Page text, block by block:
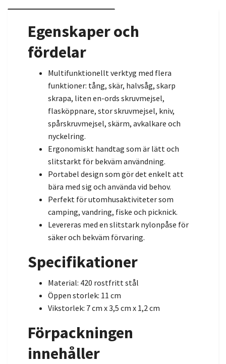
Egenskaper och
fördelar
Multifunktionellt verktyg med flera
funktioner: tång, skär, halvsåg, skarp
skrapa, liten en-ords skruvmejsel,
flasköppnare, stor skruvmejsel, kniv,
spårskruvmejsel, skärm, avkalkare och
nyckelring.
Ergonomiskt handtag som är lätt och
slitstarkt för bekväm användning.
Portabel design som gör det enkelt att
bära med sig och använda vid behov.
Perfekt för utomhusaktiviteter som
camping, vandring, fiske och picknick.
Levereras med en slitstark nylonpåse för
säker och bekväm förvaring.
Specifikationer
Material: 420 rostfritt stål
Öppen storlek: 11 cm
Vikstorlek: 7 cm x 3,5 cm x 1,2 cm
Förpackningen
innehåller